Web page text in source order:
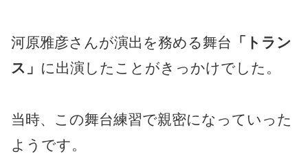
河原雅彦さんが演出を務める舞台 「トラン
ス」 に出演したことがきっかけでした。
当時、この舞台練習で親密になっていった
ようです。